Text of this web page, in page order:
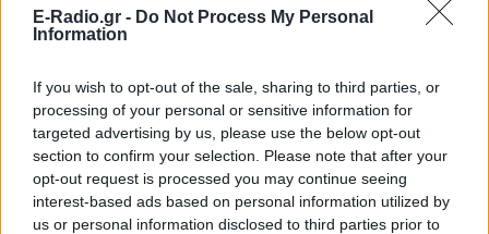
E-Radio.gr - Do Not Process My Personal
Information
If you wish to opt-out of the sale, sharing to third parties, or
processing of your personal or sensitive information for
targeted advertising by us, please use the below opt-out
section to confirm your selection. Please note that after your
opt-out request is processed you may continue seeing
interest-based ads based on personal information utilized by
us or personal information disclosed to third parties prior to
Ακούστε Ζωντανά
Venus Radio 99.3
https://www.venusradio.gr
Ακολουθήστε τον σταθμό στα social media:
Facebook account